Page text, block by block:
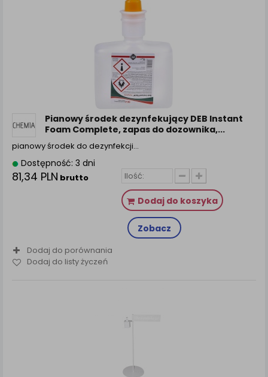
Pianowy środek dezynfekujący DEB Instant
Foam Complete, zapas do dozownika,...
pianowy środek do dezynfekcji…
Dostępność: 3 dni
81,34 PLN brutto
Dodaj do koszyka
Zobacz
Dodaj do porównania
Dodaj do listy życzeń